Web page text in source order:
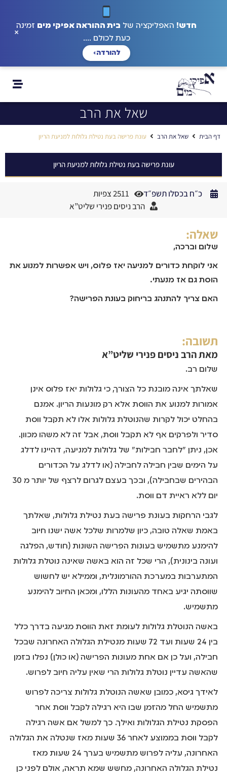
חדש! האפליקציה של בית ההוראה אפיקי מים זמינה
כעת לכולם ....
להורדה›
×
שאל את הרב
דף הבית שאל את הרב עונת פרישה בעת נטילת גלולות למניעת הריון
עונת פרישה בעת נטילת גלולות למניעת הריון
כ״ח בכסלו תשפ״ד
2511 צפיות
הרב ניסים פנירי שליט”א
שאלה:
שלום וברכה,
אני לוקחת כדורים למניעה יאז פלוס, ויש אפשרות למנוע את
הוסת גם אז מנעתי.
האם צריך להתנהג בריחוק בעונת הפרישה?
תשובה:
מאתהרב ניסים פנירי שליט”א
שלום רב.
שאלתך אינה מובנת כל הצורך, כי גלולות יאז פלוס אינן
אמורות למנוע את הווסת אלא רק מונעות הריון. אמנם
בהחלט יכול לקרות שהנוטלת גלולות אלו לא תקבל ווסת
סדיר ולפרקים אף לא תקבל ווסת, אבל זה לא משהו מכוון.
אכן, ניתן "לחבר חבילות" של גלולות למניעה, דהיינו לדלג
על הימים שבין חבילה לחבילה (או לדלג על הכדורים
הבהירים שבחבילה), ובכך בעצם לגרום לרצף של יותר מ 30
יום ללא ראיית דם ווסת.
לגבי הרחקות בעונת פרישה בעת נטילת גלולות, שאלתך
באמת שאלה טובה, כיון שלמרות שלכל אשה ישנו חיוב
להימנע מתשמיש בעונות הפרישה השונות (חודש, הפלגה
ועונה בינונית), הרי שכל זה הוא באשה שאינה נוטלת גלולות
המתערבות במערכת ההורמונלית, וממילא יש לחשוש
שווסתה יגיע באחד מהעונות הללו, ומכאן החיוב להימנע
מתשמיש.
באשה הנוטלת גלולות לעומת זאת הווסת מגיעה בדרך כלל
בין 24 שעות ועד 72 שעות מנטילת הגלולה האחרונה שבכל
חבילה, ועל כן אם אחת מעונות הפרישה (או כולן) נפלו בזמן
שהאשה עדיין נוטלת גלולות הרי שאין עליה חיוב לפרוש.
לאידך גיסא, כמובן שאשה הנוטלת גלולות צריכה לפרוש
מתשמיש החל מהזמן שבו היא רגילה לקבל ווסת אחר
הפסקת נטילת הגלולות ואילך. כך למשל אם אשה רגילה
לקבל ווסת בממוצע לאחר 36 שעות מאז שנטלה את הגלולה
האחרונה, עליה לפרוש מתשמיש בערך 24 שעות מאז
נטילת הגלולה האחרונה, מחשש שמא תראה, אולם לפני כן